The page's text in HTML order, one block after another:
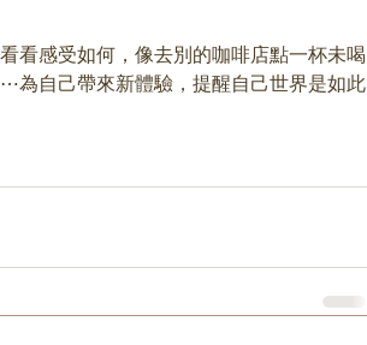
看感受如何，像去別的咖啡店點一杯未喝
為自己帶來新體驗，提醒自己世界是如此